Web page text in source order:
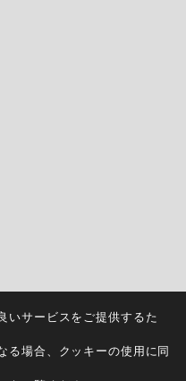
いサービスをご提供するた
る場合、クッキーの使用に同